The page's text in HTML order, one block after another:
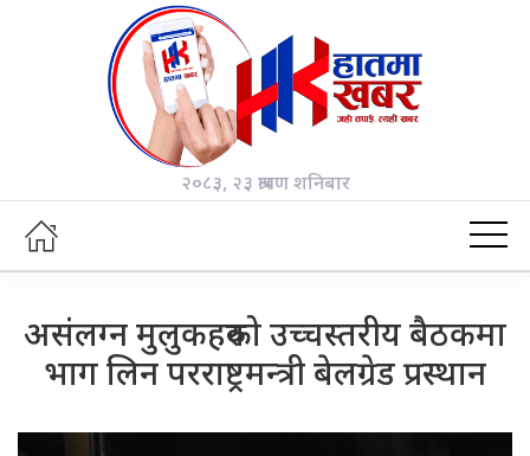
२०८३, २३ श्रावण शनिबार
असंलग्न मुलुकहरुको उच्चस्तरीय बैठकमा
भाग लिन परराष्ट्रमन्त्री बेलग्रेड प्रस्थान